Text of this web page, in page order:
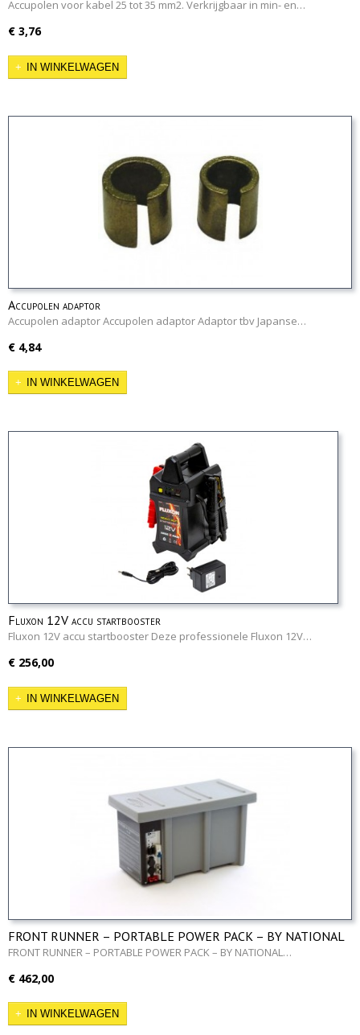
Accupolen voor kabel 25 tot 35 mm2. Verkrijgbaar in min- en…
€ 3,76
IN WINKELWAGEN
Accupolen adaptor
Accupolen adaptor Accupolen adaptor Adaptor tbv Japanse…
€ 4,84
IN WINKELWAGEN
Fluxon 12V accu startbooster
Fluxon 12V accu startbooster Deze professionele Fluxon 12V…
€ 256,00
IN WINKELWAGEN
FRONT RUNNER – PORTABLE POWER PACK – BY NATIONAL
LUNA
FRONT RUNNER – PORTABLE POWER PACK – BY NATIONAL…
€ 462,00
IN WINKELWAGEN